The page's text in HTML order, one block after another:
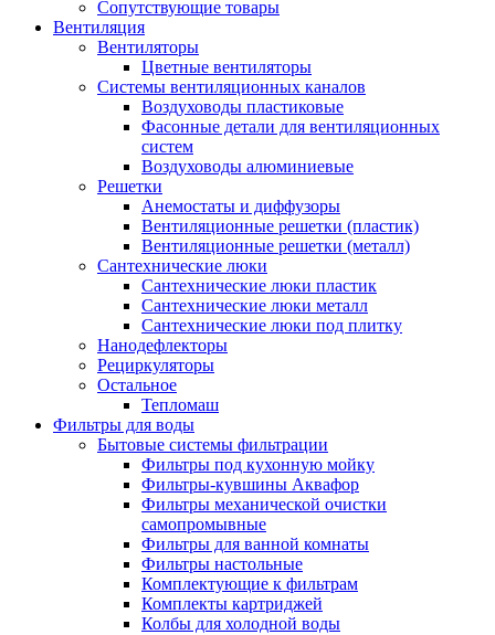
Сопутствующие товары
Вентиляция
Вентиляторы
Цветные вентиляторы
Системы вентиляционных каналов
Воздуховоды пластиковые
Фасонные детали для вентиляционных
систем
Воздуховоды алюминиевые
Решетки
Анемостаты и диффузоры
Вентиляционные решетки (пластик)
Вентиляционные решетки (металл)
Сантехнические люки
Сантехнические люки пластик
Сантехнические люки металл
Сантехнические люки под плитку
Нанодефлекторы
Рециркуляторы
Остальное
Тепломаш
Фильтры для воды
Бытовые системы фильтрации
Фильтры под кухонную мойку
Фильтры-кувшины Аквафор
Фильтры механической очистки
самопромывные
Фильтры для ванной комнаты
Фильтры настольные
Комплектующие к фильтрам
Комплекты картриджей
Колбы для холодной воды